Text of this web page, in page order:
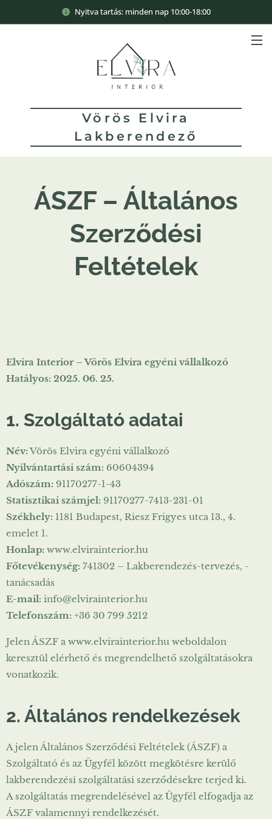
Nyitva tartás: minden nap 10:00-18:00
Vörös Elvira
Lakberendező
ÁSZF – Általános
Szerződési
Feltételek
Elvira Interior – Vörös Elvira egyéni vállalkozó
Hatályos: 2025. 06. 25.
1. Szolgáltató adatai
Név:Vörös Elvira egyéni vállalkozó
Nyilvántartási szám: 60604394
Adószám: 91170277-1-43
Statisztikai számjel: 91170277-7413-231-01
Székhely: 1181 Budapest, Riesz Frigyes utca 13., 4.
emelet 1.
Honlap: www.elvirainterior.hu
Főtevékenység: 741302 – Lakberendezés-tervezés, -
tanácsadás
E-mail: info@elvirainterior.hu
Telefonszám: +36 30 799 5212
Jelen ÁSZF a www.elvirainterior.hu weboldalon
keresztül elérhető és megrendelhető szolgáltatásokra
vonatkozik.
2. Általános rendelkezések
A jelen Általános Szerződési Feltételek (ÁSZF) a
Szolgáltató és az Ügyfél között megkötésre kerülő
lakberendezési szolgáltatási szerződésekre terjed ki.
A szolgáltatás megrendelésével az Ügyfél elfogadja az
ÁSZF valamennyi rendelkezését.